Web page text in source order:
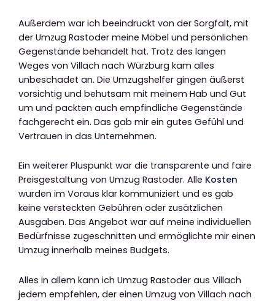
Außerdem war ich beeindruckt von der Sorgfalt, mit
der Umzug Rastoder meine Möbel und persönlichen
Gegenstände behandelt hat. Trotz des langen
Weges von Villach nach Würzburg kam alles
unbeschadet an. Die Umzugshelfer gingen äußerst
vorsichtig und behutsam mit meinem Hab und Gut
um und packten auch empfindliche Gegenstände
fachgerecht ein. Das gab mir ein gutes Gefühl und
Vertrauen in das Unternehmen.
Ein weiterer Pluspunkt war die transparente und faire
Preisgestaltung von Umzug Rastoder. Alle Kosten
wurden im Voraus klar kommuniziert und es gab
keine versteckten Gebühren oder zusätzlichen
Ausgaben. Das Angebot war auf meine individuellen
Bedürfnisse zugeschnitten und ermöglichte mir einen
Umzug innerhalb meines Budgets.
Alles in allem kann ich Umzug Rastoder aus Villach
jedem empfehlen, der einen Umzug von Villach nach